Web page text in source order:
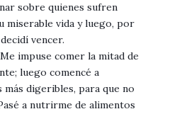
sobre quienes sufren
miserable vida y luego, por
vencer.
impuse comer la mitad de
luego comencé a
digeribles, para que no
a nutrirme de alimentos